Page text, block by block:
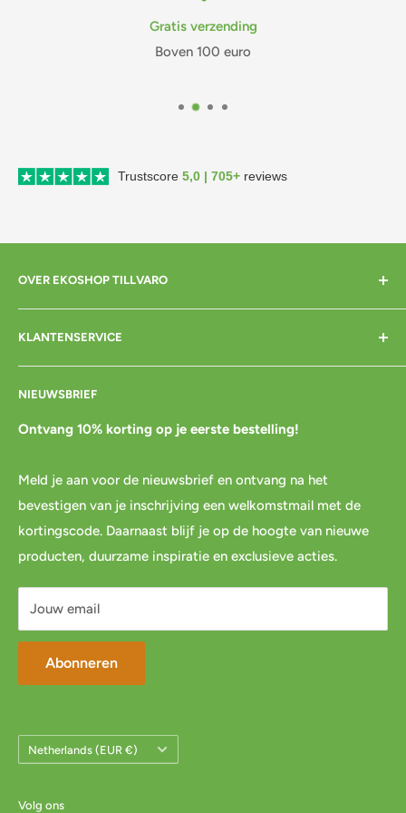
Gratis verzending
Boven 100 euro
Trustscore 5,0 | 705+ reviews
OVER EKOSHOP TILLVARO
Home
Over mij
Contact
Cadeaubon
Pre-order
Blog
Links
Privacybeleid
Servicevoorwaarden
KLANTENSERVICE
Bezorgen
Betalen
Bestellen
Spaar & verdien
Cadeau inpakservice
FAQ
Mijn account
NIEUWSBRIEF
Ontvang 10% korting op je eerste bestelling!
Meld je aan voor de nieuwsbrief en ontvang na het
bevestigen van je inschrijving een welkomstmail met de
kortingscode. Daarnaast blijf je op de hoogte van nieuwe
producten, duurzame inspiratie en exclusieve acties.
Jouw email
Abonneren
Land/Regio
Netherlands (EUR €)
Volg ons